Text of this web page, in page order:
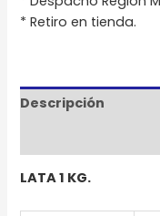
* Retiro en tienda.
Descripción
LATA 1 KG.